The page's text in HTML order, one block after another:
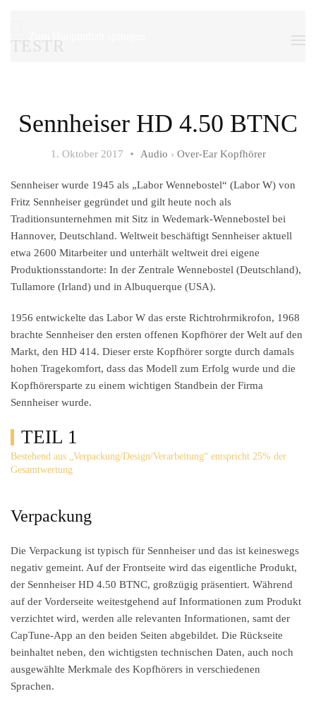
Sennheiser HD 4.50 BTNC
1. Oktober 2017 Audio › Over-Ear Kopfhörer
Sennheiser wurde 1945 als „Labor Wennebostel“ (Labor W) von
Fritz Sennheiser gegründet und gilt heute noch als
Traditionsunternehmen mit Sitz in Wedemark-Wennebostel bei
Hannover, Deutschland. Weltweit beschäftigt Sennheiser aktuell
etwa 2600 Mitarbeiter und unterhält weltweit drei eigene
Produktionsstandorte: In der Zentrale Wennebostel (Deutschland),
Tullamore (Irland) und in Albuquerque (USA).
1956 entwickelte das Labor W das erste Richtrohrmikrofon, 1968
brachte Sennheiser den ersten offenen Kopfhörer der Welt auf den
Markt, den HD 414. Dieser erste Kopfhörer sorgte durch damals
hohen Tragekomfort, dass das Modell zum Erfolg wurde und die
Kopfhörersparte zu einem wichtigen Standbein der Firma
Sennheiser wurde.
TEIL 1
Bestehend aus „Verpackung/Design/Verarbeitung“ entspricht 25% der
Gesamtwertung
Verpackung
Die Verpackung ist typisch für Sennheiser und das ist keineswegs
negativ gemeint. Auf der Frontseite wird das eigentliche Produkt,
der Sennheiser HD 4.50 BTNC, großzügig präsentiert. Während
auf der Vorderseite weitestgehend auf Informationen zum Produkt
verzichtet wird, werden alle relevanten Informationen, samt der
CapTune-App an den beiden Seiten abgebildet. Die Rückseite
beinhaltet neben, den wichtigsten technischen Daten, auch noch
ausgewählte Merkmale des Kopfhörers in verschiedenen
Sprachen.